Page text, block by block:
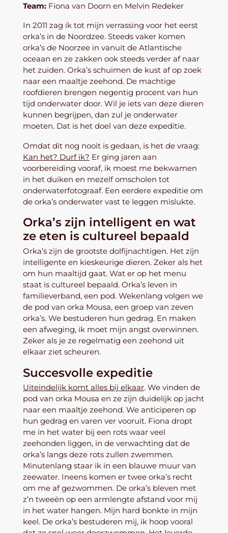
Team: Fiona van Doorn en Melvin Redeker
In 2011 zag ik tot mijn verrassing voor het eerst
orka’s in de Noordzee. Steeds vaker komen
orka’s de Noorzee in vanuit de Atlantische
oceaan en ze zakken ook steeds verder af naar
het zuiden. Orka’s schuimen de kust af op zoek
naar een maaltje zeehond. De machtige
roofdieren brengen negentig procent van hun
tijd onderwater door. Wil je iets van deze dieren
kunnen begrijpen, dan zul je onderwater
moeten. Dat is het doel van deze expeditie.
Omdat dit nog nooit is gedaan, is het de vraag:
Kan het? Durf ik? Er ging jaren aan
voorbereiding vooraf, ik moest me bekwamen
in het duiken en mezelf omscholen tot
onderwaterfotograaf. Een eerdere expeditie om
de orka’s onderwater vast te leggen mislukte.
Orka’s zijn intelligent en wat
ze eten is cultureel bepaald
Orka’s zijn de grootste dolfijnachtigen. Het zijn
intelligente en kieskeurige dieren. Zeker als het
om hun maaltijd gaat. Wat er op het menu
staat is cultureel bepaald. Orka’s leven in
familieverband, een pod. Wekenlang volgen we
de pod van orka Mousa, een groep van zeven
orka’s. We bestuderen hun gedrag. En maken
een afweging, ik moet mijn angst overwinnen.
Zeker als je ze regelmatig een zeehond uit
elkaar ziet scheuren.
Succesvolle expeditie
Uiteindelijk komt alles bij elkaar. We vinden de
pod van orka Mousa en ze zijn duidelijk op jacht
naar een maaltje zeehond. We anticiperen op
hun gedrag en varen ver vooruit. Fiona dropt
me in het water bij een rots waar veel
zeehonden liggen, in de verwachting dat de
orka’s langs deze rots zullen zwemmen.
Minutenlang staar ik in een blauwe muur van
zeewater. Ineens komen er twee orka’s recht
om me af gezwommen. De orka’s bleven met
z’n tweeën op een armlengte afstand voor mij
in het water hangen. Mijn hard bonkte in mijn
keel. De orka’s bestuderen mij, ik hoop vooral